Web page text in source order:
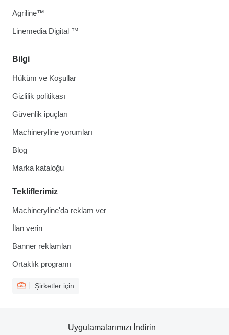
Bilgi
Hüküm ve Koşullar
Gizlilik politikası
Güvenlik ipuçları
Machineryline yorumları
Blog
Marka kataloğu
Tekliflerimiz
Machineryline'da reklam ver
İlan verin
Banner reklamları
Ortaklık programı
Şirketler için
Agriline™
Linemedia Digital ™
Uygulamalarımızı İndirin